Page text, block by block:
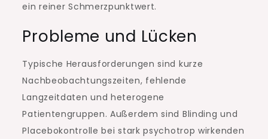
ein reiner Schmerzpunktwert.
Probleme und Lücken
Typische Herausforderungen sind kurze
Nachbeobachtungszeiten, fehlende
Langzeitdaten und heterogene
Patientengruppen. Außerdem sind Blinding und
Placebokontrolle bei stark psychotrop wirkenden